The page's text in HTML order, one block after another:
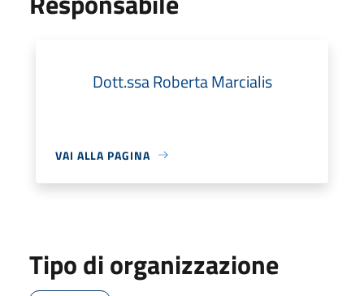
Dott.ssa Roberta Marcialis
VAI ALLA PAGINA
Tipo di organizzazione